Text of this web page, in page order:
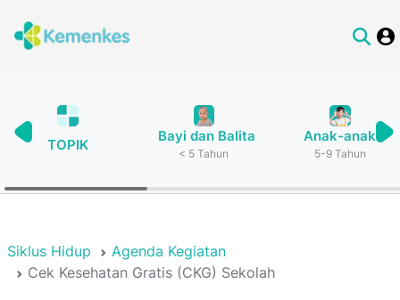
TOPIK
Bayi dan Balita
< 5 Tahun
Anak-anak
5-9 Tahun
Siklus Hidup
Agenda Kegiatan
Cek Kesehatan Gratis (CKG) Sekolah